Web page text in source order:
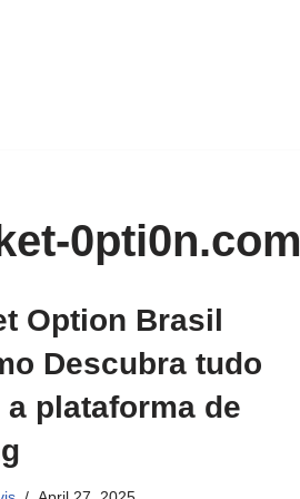
0pti0n.com
Option Brasil
Descubra tudo
a plataforma de